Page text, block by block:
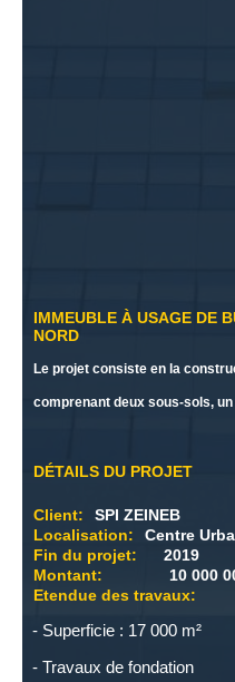
IMMEUBLE À USAGE DE
NORD
Le projet consiste en la
comprenant deux sous-sols,
DÉTAILS DU PROJET
Client:
SPI ZEINEB
Localisation:
Centre
Fin du projet:
2019
Montant:
10 000
Etendue des travaux:
Superficie : 17 000 m²
Travaux de fondation